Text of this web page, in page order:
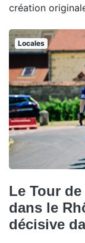
création
Locales
Le Tour
dans le
décisive